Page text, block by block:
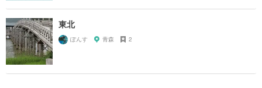
東北
ぽんす 青森 2